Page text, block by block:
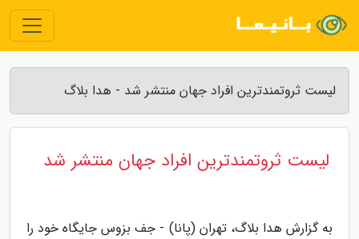
لیست ثروتمندترین افراد جهان منتشر شد - هدا بلاگ
لیست ثروتمندترین افراد جهان منتشر شد
به گزارش هدا بلاگ، تهران (پانا) - جف بزوس جایگاه خود را